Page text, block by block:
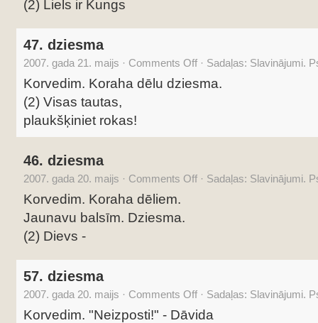
(2) Liels ir Kungs
47. dziesma
2007. gada 21. maijs · Comments Off · Sadaļas: Slavinājumi.
Korvedim. Koraha dēlu dziesma.
(2) Visas tautas,
plaukšķiniet rokas!
46. dziesma
2007. gada 20. maijs · Comments Off · Sadaļas: Slavinājumi.
Korvedim. Koraha dēliem.
Jaunavu balsīm. Dziesma.
(2) Dievs -
57. dziesma
2007. gada 20. maijs · Comments Off · Sadaļas: Slavinājumi.
Korvedim. "Neizposti!" - Dāvida